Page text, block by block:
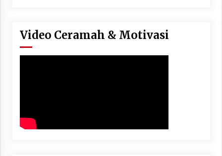
Video Ceramah & Motivasi